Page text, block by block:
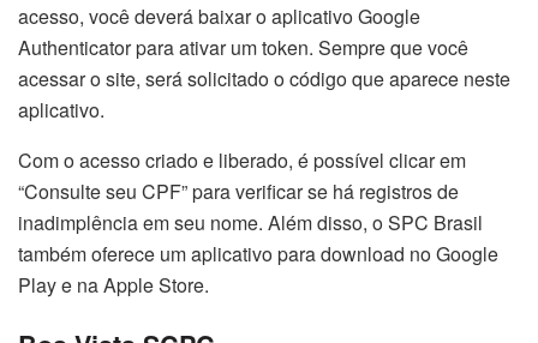
acesso, você deverá baixar o aplicativo Google
Authenticator para ativar um token. Sempre que você
acessar o site, será solicitado o código que aparece neste
aplicativo.
Com o acesso criado e liberado, é possível clicar em
“Consulte seu CPF” para verificar se há registros de
inadimplência em seu nome. Além disso, o SPC Brasil
também oferece um aplicativo para download no Google
Play e na Apple Store.